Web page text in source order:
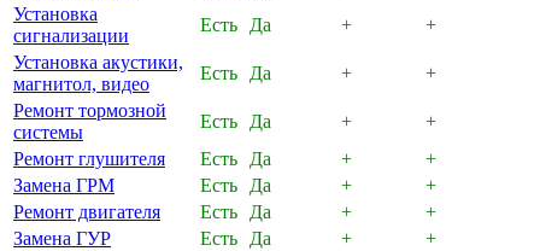
Установка
сигнализации
Есть Да +
+
Установка акустики,
магнитол, видео
Есть Да +
+
Ремонт тормозной
системы
Есть Да +
+
Ремонт глушителя
Есть Да +
+
Замена ГРМ
Есть Да +
+
Ремонт двигателя
Есть Да +
+
Замена ГУР
Есть Да +
+